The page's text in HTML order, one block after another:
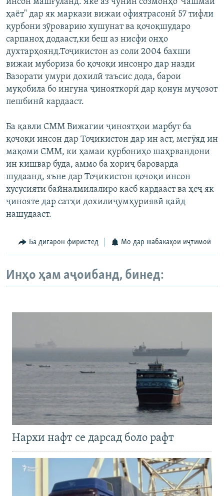
инсон машғуланд. Яке аз чунин созмонҳо"Чашмаи
ҳаёт" дар як маркази вижаи офиятрасонӣ 57 тифли
қурбони зӯроварию хушунат ва қочоқшударо
сарпаноҳ додааст,ки беш аз нисфи онҳо
духтарҳоянд.Тоҷикистон аз соли 2004 бахши
вижаи мубориза бо қочоқи инсонро дар назди
Вазорати умури дохилӣ таъсис дода, барои
муқобила бо ингуна ҷинояткорӣ дар қонун муҷозот
пешбинӣ кардааст.
Ба қавли СММ Вижагии ҷиноятҳои марбут ба
қочоқи инсон дар Тоҷикистон дар ин аст, мегӯяд ин
мақоми СММ, ки ҳамаи қурбониҳо шаҳрвандони
ин кишвар буда, аммо ба хориҷ бароварда
шудаанд, яъне дар Тоҷикистон қочоқи инсон
хусусияти байналмилалиро касб кардааст ва ҳеҷ як
ҷинояте дар сатҳи дохилиҷумҳуриявӣ қайд
нашудааст.
Ба дигарон фиристед Мо дар шабакаҳои иҷтимоӣ
Инҳо ҳам аҷоибанд, бинед:
Нархи нафт се дарсад боло рафт